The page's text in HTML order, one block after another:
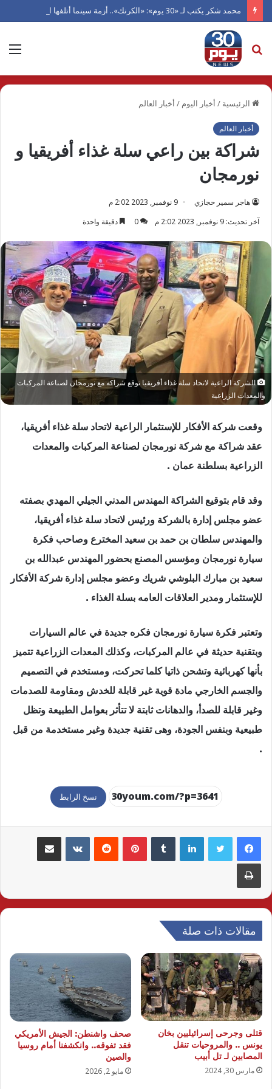
محمد شكر يكتب لـ «30 يوم»: «الكرنك».. أزمة سينما أتلفها الهوى
بحث
عن
الرئيسية / أخبار اليوم / أخبار العالم
أخبار العالم
شراكة بين راعي سلة غذاء أفريقيا و
نورمجان
هاجر سمير حجازي
9 نوفمبر, 2023 2:02 م
آخر تحديث: 9 نوفمبر, 2023 2:02 م
0 دقيقة واحدة
الشركة الراعية لاتحاد سلة غذاء أفريقيا توقع شراكه مع نورمجان لصناعة المركبات
والمعدات الزراعية
وقعت شركة الأفكار للإستثمار الراعية لاتحاد سلة غذاء أفريقيا،
عقد شراكة مع شركة نورمجان لصناعة المركبات والمعدات
الزراعية بسلطنة عمان .
وقد قام بتوقيع الشراكة المهندس المدني الجيلي المهدي بصفته
عضو مجلس إدارة بالشركة ورئيس لاتحاد سلة غذاء أفريقيا،
والمهندس سلطان بن حمد بن سعيد المخترع وصاحب فكرة
سيارة نورمجان ومؤسس المصنع بحضور المهندس عبدالله بن
سعيد بن مبارك البلوشي شريك وعضو مجلس إدارة شركة الأفكار
للإستثمار ومدير العلاقات العامه بسلة الغذاء .
وتعتبر فكرة سيارة نورمجان فكره جديدة في عالم السيارات
وبتقنية حديثة في عالم المركبات، وكذلك المعدات الزراعية تتميز
بأنها كهربائية وتشحن ذاتيا كلما تحركت، ومستخدم في التصميم
والجسم الخارجي مادة قوية غير قابلة للخدش ومقاومة للصدمات
وغير قابلة للصدأ، والدهانات ثابتة لا تتأثر بعوامل الطبيعة وتظل
طبيعية وبنفس الجودة، وهى تقنية جديدة وغير مستخدمة من قبل
.
نسخ الرابط
لينكدإن بينتيريست مشاركة عبر البريد
طباعة
مقالات ذات صلة
قتلى وجرحى إسرائيليين بخان
يونس .. والمروحيات تنقل
المصابين لـ تل أبيب
مارس 30, 2024
صحف واشنطن: الجيش الأمريكي
فقد تفوقه.. وانكشفنا أمام روسيا
والصين
مايو 2, 2026